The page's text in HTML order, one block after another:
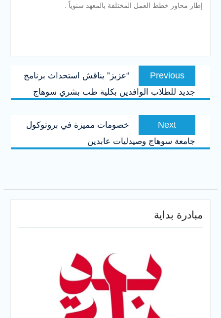
إطار محاور خطط العمل المختلفة بالمعهد سنوياً .
تصفّح
المقالاتPrevious
post:
“عزيز” يناقش استحداث برنامج
جديد للطلاب الوافدين بكلية طب بشري سوهاج
Next
post:
خصومات مميزة في بروتوكول
جامعة سوهاج وصيدليات عابدين
مبادرة بداية